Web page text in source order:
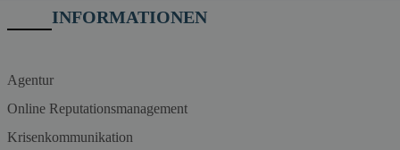
INFORMATIONEN
Agentur
Online Reputationsmanagement
Krisenkommunikation